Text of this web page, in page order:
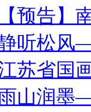
【预告】
听松风
苏省国
山润墨